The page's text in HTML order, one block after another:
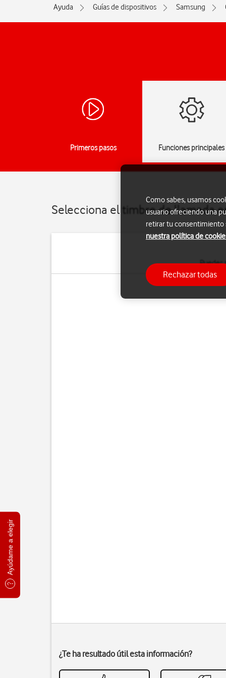
Ayúdame a elegir
Ayuda Guías de dispositivos Samsung
Primeros pasos Funciones principales
Selecciona el timbre de llamada
Puedes
¿Te ha resultado útil esta información?
Como sabes, usamos
usuario ofreciendo una
retirar tu consentimiento
nuestra política de
Rechazar todas